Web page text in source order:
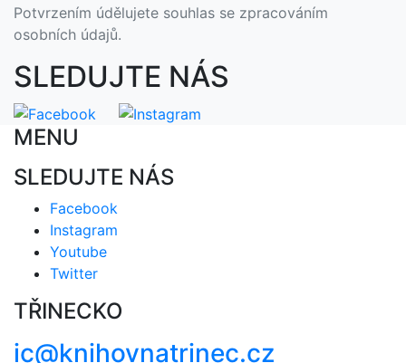
Potvrzením údělujete souhlas se zpracováním
osobních údajů.
SLEDUJTE NÁS
MENU
SLEDUJTE NÁS
Facebook
Instagram
Youtube
Twitter
TŘINECKO
ic@knihovnatrinec.cz